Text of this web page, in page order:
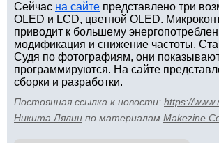
Сейчас на сайте представлено три
OLED и LCD, цветной OLED.
приводит к большему
модификация и снижение частоты.
Судя по фотографиям, они
программируются. На сайте
сборки и разработки.
Постоянная ссылка к новости: https://
Никита Лялин по материалам